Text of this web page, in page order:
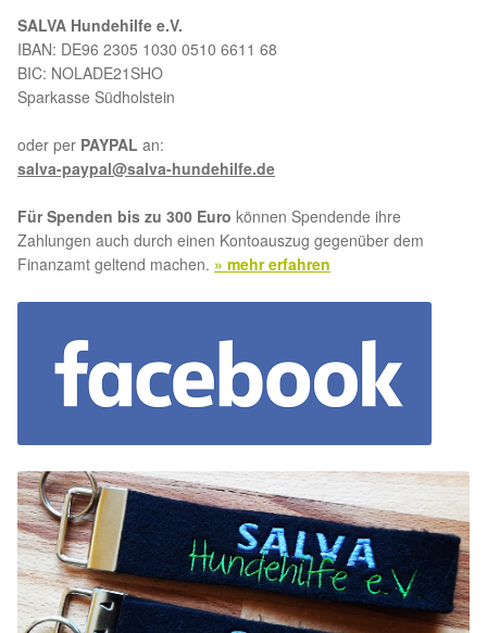
Kreativprojekte
Unsere Partnertierheime
Aktion „Hilfe La Linea“
Updates „Hilfe La Linea“
Partnertierheim in Bulgarien
Partnertierheim in Polen
SALVA Hundehilfe e.V.
IBAN: DE96 2305 1030 0510 6611 68
BIC: NOLADE21SHO
Sparkasse Südholstein
oder per PAYPAL an:
salva-paypal@salva-hundehilfe.de
Für Spenden bis zu 300 Euro können Spendende ihre
Zahlungen auch durch einen Kontoauszug gegenüber dem
Finanzamt geltend machen. » mehr erfahren